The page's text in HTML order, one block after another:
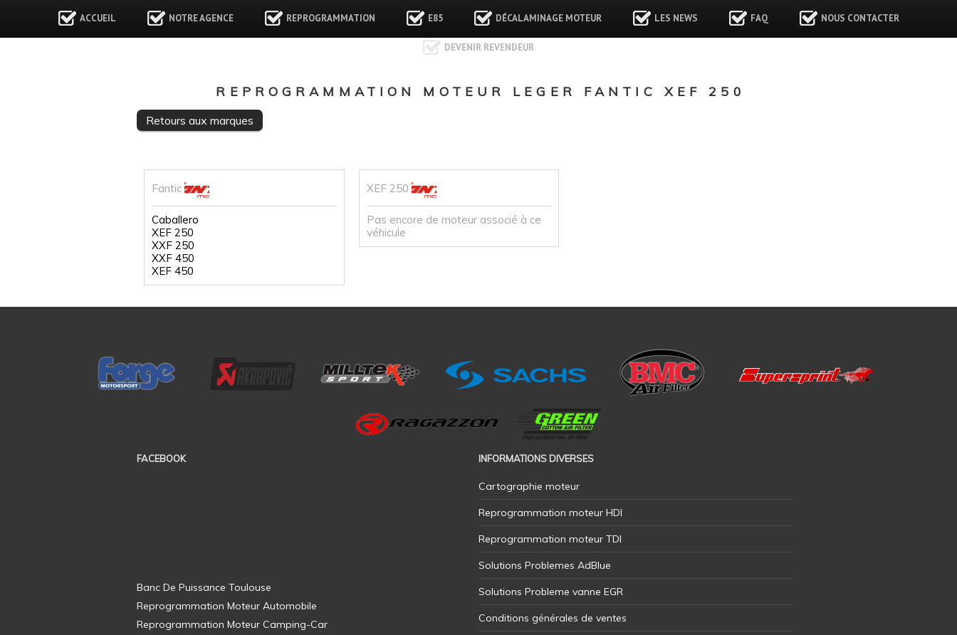
ACCUEIL NOTRE AGENCE REPROGRAMMATION E85 DÉCALAMINAGE MOTEUR LES NEWS FAQ NOUS CONTACTER
DEVENIR REVENDEUR
REPROGRAMMATION MOTEUR LEGER FANTIC XEF 250
Retours aux marques
Fantic
Caballero
XEF 250
XXF 250
XXF 450
XEF 450
XEF 250
Pas encore de moteur associé à ce
véhicule
FACEBOOK INFORMATIONS DIVERSES
Cartographie moteur
Reprogrammation moteur HDI
Reprogrammation moteur TDI
Solutions Problemes AdBlue
Solutions Probleme vanne EGR
Conditions générales de ventes
Banc De Puissance Toulouse
Reprogrammation Moteur Automobile
Reprogrammation Moteur Camping-Car